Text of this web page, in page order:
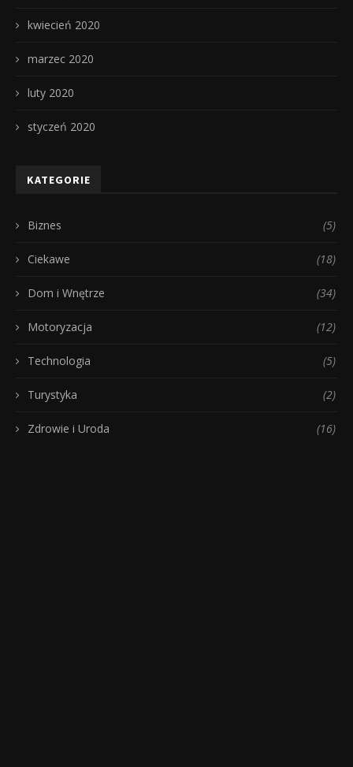
kwiecień 2020
marzec 2020
luty 2020
styczeń 2020
KATEGORIE
Biznes (5)
Ciekawe (18)
Dom i Wnętrze (34)
Motoryzacja (12)
Technologia (5)
Turystyka (2)
Zdrowie i Uroda (16)